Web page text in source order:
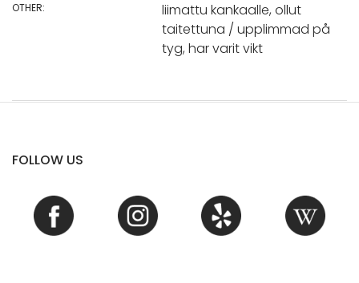
OTHER:
liimattu kankaalle, ollut
taitettuna / upplimmad på
tyg, har varit vikt
FOLLOW US